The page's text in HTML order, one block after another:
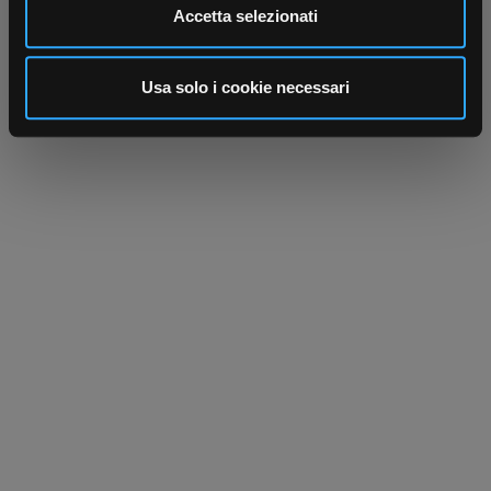
Utilizziamo i cookie per personalizzare contenuti ed
analizzare il nostro traffico. Condividiamo inoltre
informazioni sul modo in cui utilizza il nostro sito con i
nostri partner che si occupano di analisi dei dati web,
pubblicità e social media, i quali potrebbero combinarle
Accetta selezionati
Usa solo i cookie necessari